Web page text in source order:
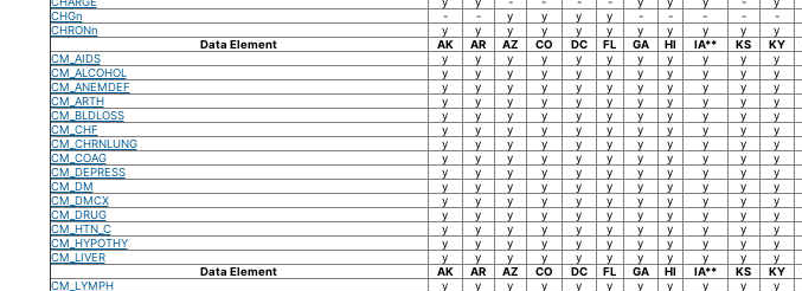
CHGn
- - y y y y - - - - -
CHRONn
y y y y y y y y y y y
Data Element
AK AR AZ CO DC FL GA HI IA** KS KY
CM_AIDS
y y y y y y y y y y y
CM_ALCOHOL
y y y y y y y y y y y
CM_ANEMDEF
y y y y y y y y y y y
CM_ARTH
y y y y y y y y y y y
CM_BLDLOSS
y y y y y y y y y y y
CM_CHF
y y y y y y y y y y y
CM_CHRNLUNG
y y y y y y y y y y y
CM_COAG
y y y y y y y y y y y
CM_DEPRESS
y y y y y y y y y y y
CM_DM
y y y y y y y y y y y
CM_DMCX
y y y y y y y y y y y
CM_DRUG
y y y y y y y y y y y
CM_HTN_C
y y y y y y y y y y y
CM_HYPOTHY
y y y y y y y y y y y
CM_LIVER
y y y y y y y y y y y
Data Element
AK AR AZ CO DC FL GA HI IA** KS KY
CM_LYMPH
y y y y y y y y y y y